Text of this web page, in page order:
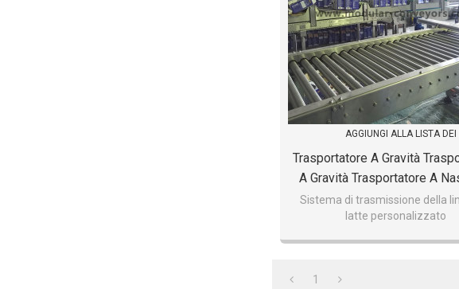
AGGIUNGI ALLA LISTA DEI
Trasportatore A Gravità
A Gravità Trasportatore A
Plastica Linea Di Trasporto
Trasmissione Del Latte
Sistema di trasmissione della
latte personalizzato
1